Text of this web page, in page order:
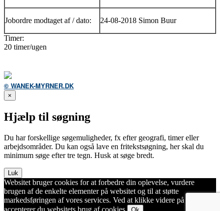
Jobordre modtaget af / dato: 24-08-2018 Simon Buur
Timer:
20 timer/ugen
© WANEK-MYRNER.DK
×
Hjælp til søgning
Du har forskellige søgemuligheder, fx efter geografi, timer eller
arbejdsområder. Du kan også lave en fritekstsøgning, her skal du
minimum søge efter tre tegn. Husk at søge bredt.
Luk
Websitet bruger cookies for at forbedre din oplevelse, vurdere
brugen af de enkelte elementer på websitet og til at støtte
markedsføringen af vores services. Ved at klikke videre på websitet
accepterer du websitets brug af cookies.